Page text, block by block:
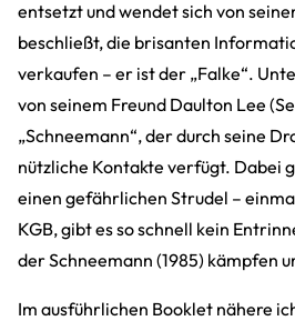
entsetzt und wendet sich von
beschließt, die brisanten
verkaufen – er ist der „Falke“.
von seinem Freund Daulton Lee
„Schneemann“, der durch seine
nützliche Kontakte verfügt. Dabei
einen gefährlichen Strudel –
KGB, gibt es so schnell kein
der Schneemann (1985) kämpfen
Im ausführlichen Booklet nähere